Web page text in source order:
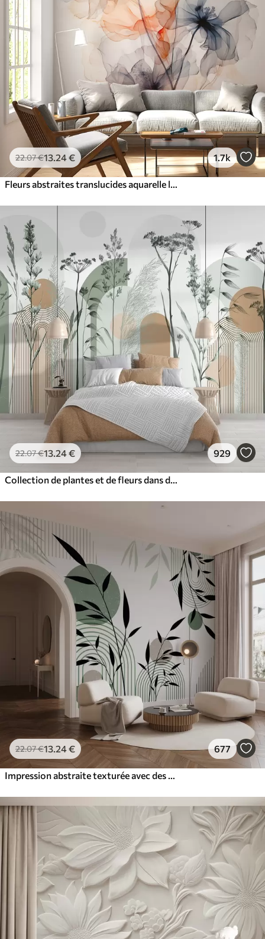
22.07€13.24€ 1.7k
Fleurs abstraites translucides aquarelle liquide
22.07€13.24€ 929
Collection de plantes et de fleurs dans des tons neutres sur un fond d'arche abstrait dans des teintes vertes et orangées
22.07€13.24€ 677
Impression abstraite texturée avec des formes géométriques, des cercles et des arcs et des plantes noires et vertes sur un fond blanc